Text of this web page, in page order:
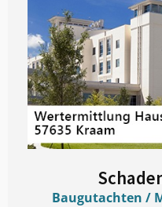
Baugutachten /